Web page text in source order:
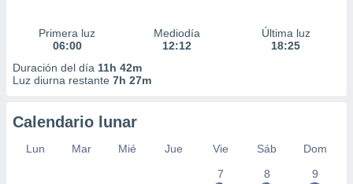
Primera luz
06:00
Mediodía
12:12
Última luz
18:25
Duración del día 11h 42m
Luz diurna restante 7h 27m
Calendario lunar
Lun Mar Mié Jue Vie Sáb
Dom
7
8 9